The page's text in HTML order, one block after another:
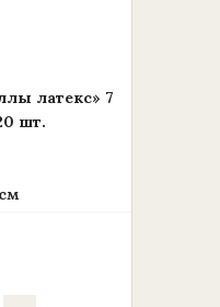
латекс» 7
шт.